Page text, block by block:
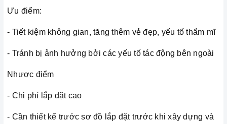
Ưu điểm:
- Tiết kiệm không gian, tăng thêm vẻ đẹp, yếu tố thẩm mĩ
- Tránh bị ảnh hưởng bởi các yếu tố tác động bên ngoài
Nhược điểm
- Chi phí lắp đặt cao
- Cần thiết kế trước sơ đồ lắp đặt trước khi xây dựng và